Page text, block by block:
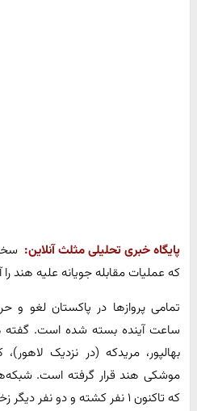
پایگاه خبری تحلیلی مثلث آنلاین:
که عملیات مقابله جویانه علیه هند را
ساعت آینده بسته شده است. گفته
بهالپور، مریدکه (در نزدیک
موشکی هند قرار گرفته است.
که تاکنون ۱ نفر کشته و دو نفر دیگر زخمی شده‌اند.